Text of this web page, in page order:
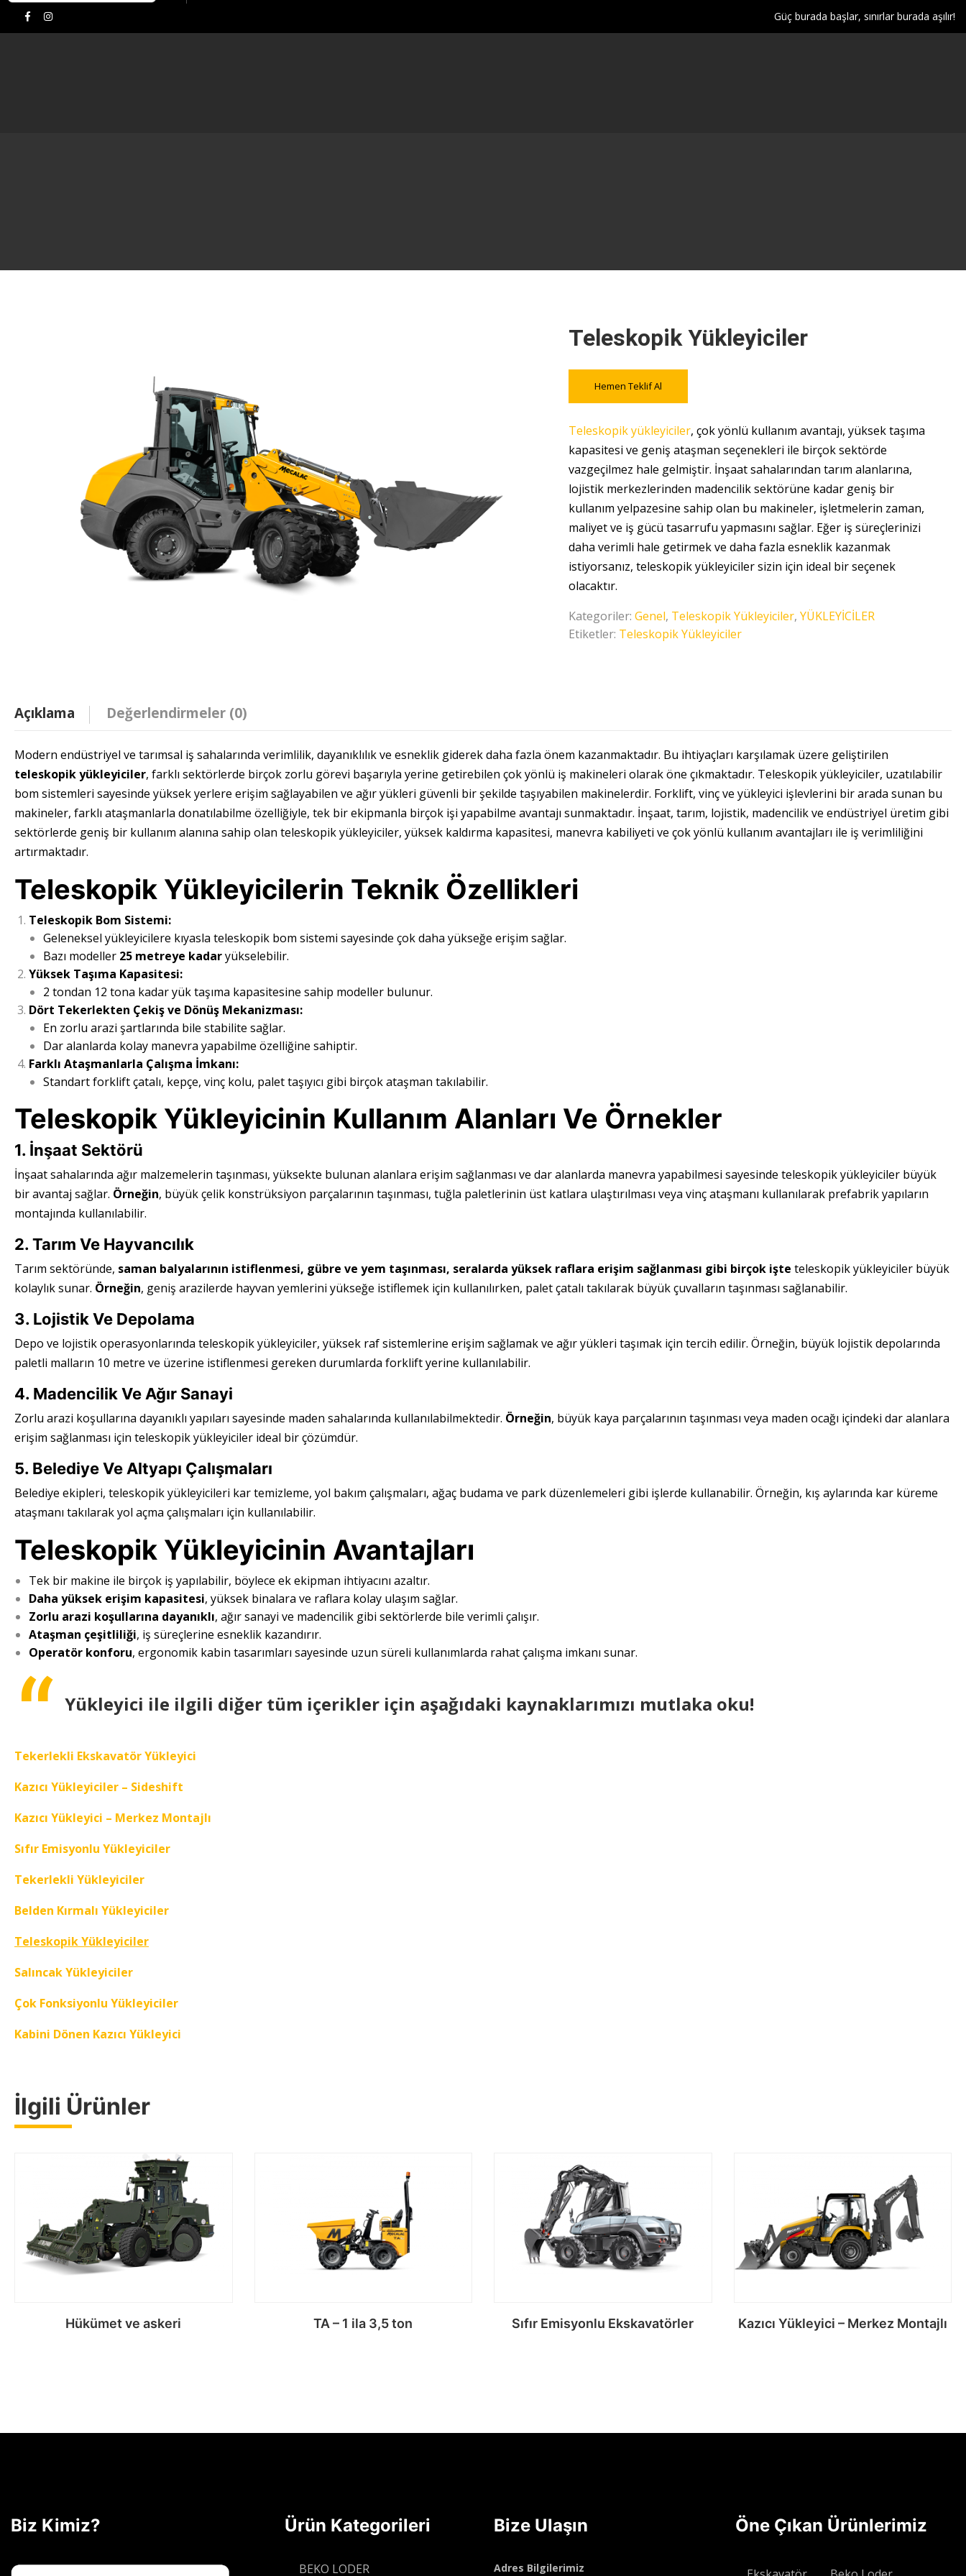
Güç burada başlar, sınırlar burada aşılır!
Teleskopik Yükleyiciler
Hemen Teklif Al
Teleskopik yükleyiciler, çok yönlü kullanım avantajı, yüksek taşıma
kapasitesi ve geniş ataşman seçenekleri ile birçok sektörde
vazgeçilmez hale gelmiştir. İnşaat sahalarından tarım alanlarına,
lojistik merkezlerinden madencilik sektörüne kadar geniş bir
kullanım yelpazesine sahip olan bu makineler, işletmelerin zaman,
maliyet ve iş gücü tasarrufu yapmasını sağlar. Eğer iş süreçlerinizi
daha verimli hale getirmek ve daha fazla esneklik kazanmak
istiyorsanız, teleskopik yükleyiciler sizin için ideal bir seçenek
olacaktır.
Kategoriler:Genel, Teleskopik Yükleyiciler,YÜKLEYİCİLER
Etiketler: Teleskopik Yükleyiciler
Açıklama Değerlendirmeler (0)
Modern endüstriyel ve tarımsal iş sahalarında verimlilik, dayanıklılık ve esneklik giderek daha fazla önem kazanmaktadır. Bu ihtiyaçları karşılamak üzere geliştirilen
teleskopik yükleyiciler, farklı sektörlerde birçok zorlu görevi başarıyla yerine getirebilen çok yönlü iş makineleri olarak öne çıkmaktadır. Teleskopik yükleyiciler, uzatılabilir
bom sistemleri sayesinde yüksek yerlere erişim sağlayabilen ve ağır yükleri güvenli bir şekilde taşıyabilen makinelerdir. Forklift, vinç ve yükleyici işlevlerini bir arada sunan bu
makineler, farklı ataşmanlarla donatılabilme özelliğiyle, tek bir ekipmanla birçok işi yapabilme avantajı sunmaktadır. İnşaat, tarım, lojistik, madencilik ve endüstriyel üretim gibi
sektörlerde geniş bir kullanım alanına sahip olan teleskopik yükleyiciler, yüksek kaldırma kapasitesi, manevra kabiliyeti ve çok yönlü kullanım avantajları ile iş verimliliğini
artırmaktadır.
Teleskopik Yükleyicilerin Teknik Özellikleri
Teleskopik Bom Sistemi:
Geleneksel yükleyicilere kıyasla teleskopik bom sistemi sayesinde çok daha yükseğe erişim sağlar.
Bazı modeller 25 metreye kadaryükselebilir.
Yüksek Taşıma Kapasitesi:
2 tondan 12 tona kadar yük taşıma kapasitesine sahip modeller bulunur.
Dört Tekerlekten Çekiş ve Dönüş Mekanizması:
En zorlu arazi şartlarında bile stabilite sağlar.
Dar alanlarda kolay manevra yapabilme özelliğine sahiptir.
Farklı Ataşmanlarla Çalışma İmkanı:
Standart forklift çatalı, kepçe, vinç kolu, palet taşıyıcı gibi birçok ataşman takılabilir.
Teleskopik Yükleyicinin Kullanım Alanları Ve Örnekler
1. İnşaat Sektörü
İnşaat sahalarında ağır malzemelerin taşınması, yüksekte bulunan alanlara erişim sağlanması ve dar alanlarda manevra yapabilmesi sayesinde teleskopik yükleyiciler büyük
bir avantaj sağlar. Örneğin, büyük çelik konstrüksiyon parçalarının taşınması, tuğla paletlerinin üst katlara ulaştırılması veya vinç ataşmanı kullanılarak prefabrik yapıların
montajında kullanılabilir.
2. Tarım Ve Hayvancılık
Tarım sektöründe, saman balyalarının istiflenmesi, gübre ve yem taşınması, seralarda yüksek raflara erişim sağlanması gibi birçok işte teleskopik yükleyiciler büyük
kolaylık sunar. Örneğin, geniş arazilerde hayvan yemlerini yükseğe istiflemek için kullanılırken, palet çatalı takılarak büyük çuvalların taşınması sağlanabilir.
3. Lojistik Ve Depolama
Depo ve lojistik operasyonlarında teleskopik yükleyiciler, yüksek raf sistemlerine erişim sağlamak ve ağır yükleri taşımak için tercih edilir. Örneğin, büyük lojistik depolarında
paletli malların 10 metre ve üzerine istiflenmesi gereken durumlarda forklift yerine kullanılabilir.
4. Madencilik Ve Ağır Sanayi
Zorlu arazi koşullarına dayanıklı yapıları sayesinde maden sahalarında kullanılabilmektedir. Örneğin, büyük kaya parçalarının taşınması veya maden ocağı içindeki dar alanlara
erişim sağlanması için teleskopik yükleyiciler ideal bir çözümdür.
5. Belediye Ve Altyapı Çalışmaları
Belediye ekipleri, teleskopik yükleyicileri kar temizleme, yol bakım çalışmaları, ağaç budama ve park düzenlemeleri gibi işlerde kullanabilir. Örneğin, kış aylarında kar küreme
ataşmanı takılarak yol açma çalışmaları için kullanılabilir.
Teleskopik Yükleyicinin Avantajları
Tek bir makine ile birçok iş yapılabilir, böylece ek ekipman ihtiyacını azaltır.
Daha yüksek erişim kapasitesi, yüksek binalara ve raflara kolay ulaşım sağlar.
Zorlu arazi koşullarına dayanıklı, ağır sanayi ve madencilik gibi sektörlerde bile verimli çalışır.
Ataşman çeşitliliği, iş süreçlerine esneklik kazandırır.
Operatör konforu, ergonomik kabin tasarımları sayesinde uzun süreli kullanımlarda rahat çalışma imkanı sunar.
Yükleyici ile ilgili diğer tüm içerikler için aşağıdaki kaynaklarımızı mutlaka oku!
Tekerlekli Ekskavatör Yükleyici
Kazıcı Yükleyiciler – Sideshift
Kazıcı Yükleyici – Merkez Montajlı
Sıfır Emisyonlu Yükleyiciler
Tekerlekli Yükleyiciler
Belden Kırmalı Yükleyiciler
Teleskopik Yükleyiciler
Salıncak Yükleyiciler
Çok Fonksiyonlu Yükleyiciler
Kabini Dönen Kazıcı Yükleyici
İlgili Ürünler
Hükümet ve askeri TA – 1 ila 3,5 ton Sıfır Emisyonlu Ekskavatörler Kazıcı Yükleyici – Merkez Montajlı
Biz Kimiz? Ürün Kategorileri
BEKO LODER
Bize Ulaşın
Adres Bilgilerimiz
Öne Çıkan Ürünlerimiz